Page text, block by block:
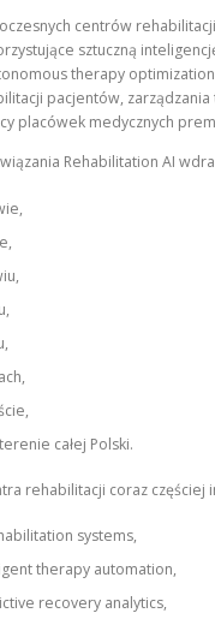
centrów
sztuczną
therapy
pacjentów,
placówek medycznych
Rehabilitation AI
całej Polski.
rehabilitacji coraz częściej
systems,
therapy automation,
recovery analytics,